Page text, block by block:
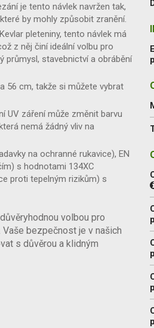
je tento návlek navržen tak,
by mohly způsobit zranění.
pleteniny, tento návlek má
z něj činí ideální volbu pro
průmysl, stavebnictví a obrábění
56 cm, takže si můžete vybrat
UV záření může změnit barvu
nemá žádný vliv na
na ochranné rukavice), EN
s hodnotami 134XC
proti tepelným rizikům) s
volbou pro
bezpečnost je v našich
s důvěrou a klidným